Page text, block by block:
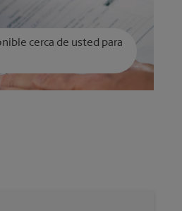
cerca de usted para